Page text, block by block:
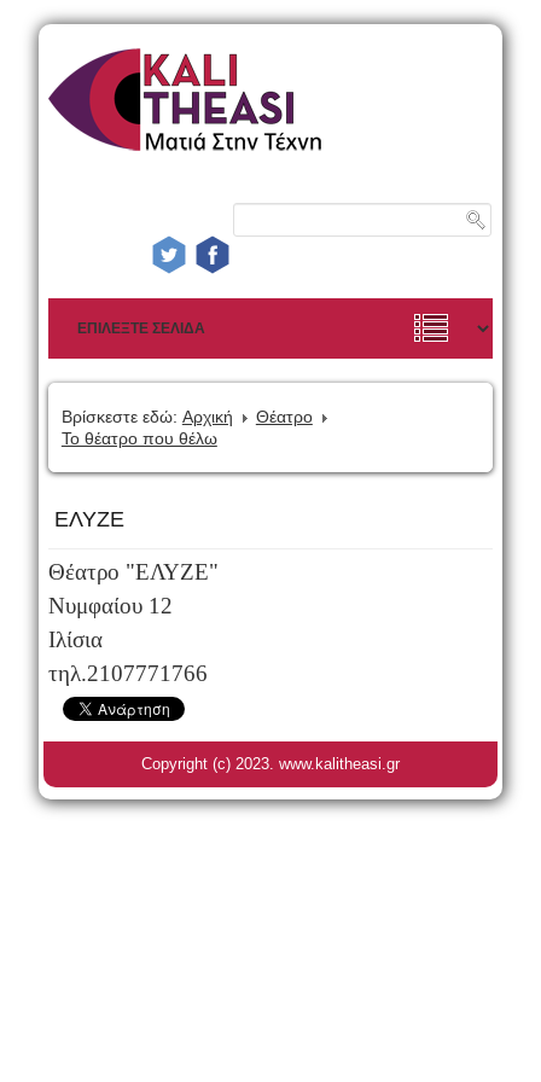
Βρίσκεστε εδώ: Αρχική
Θέατρο
Το θέατρο που θέλω
ΕΛΥΖΕ
Θέατρο "ΕΛΥΖΕ"
Νυμφαίου 12
Ιλίσια
τηλ.2107771766
Copyright (c) 2023. www.kalitheasi.gr